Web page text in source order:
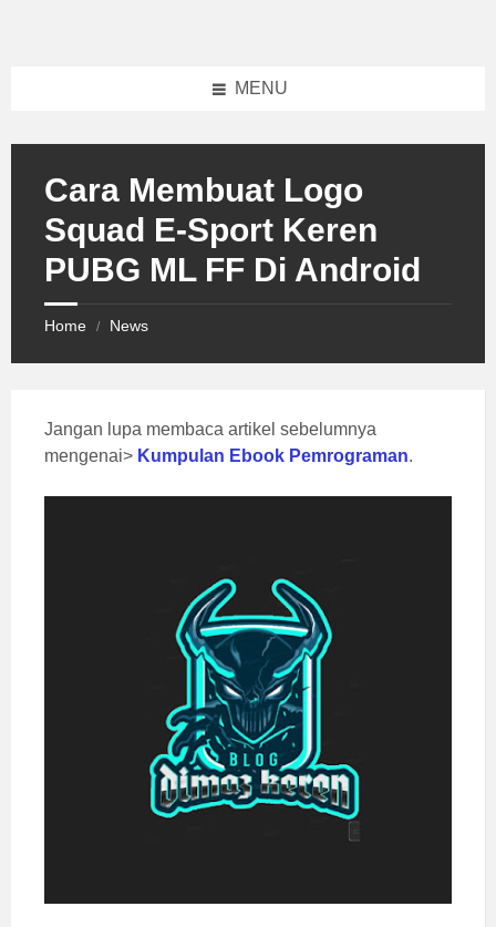
MENU
Cara Membuat Logo
Squad E-Sport Keren
PUBG ML FF Di Android
Home / News
Jangan lupa membaca artikel sebelumnya
mengenai> Kumpulan Ebook Pemrograman.